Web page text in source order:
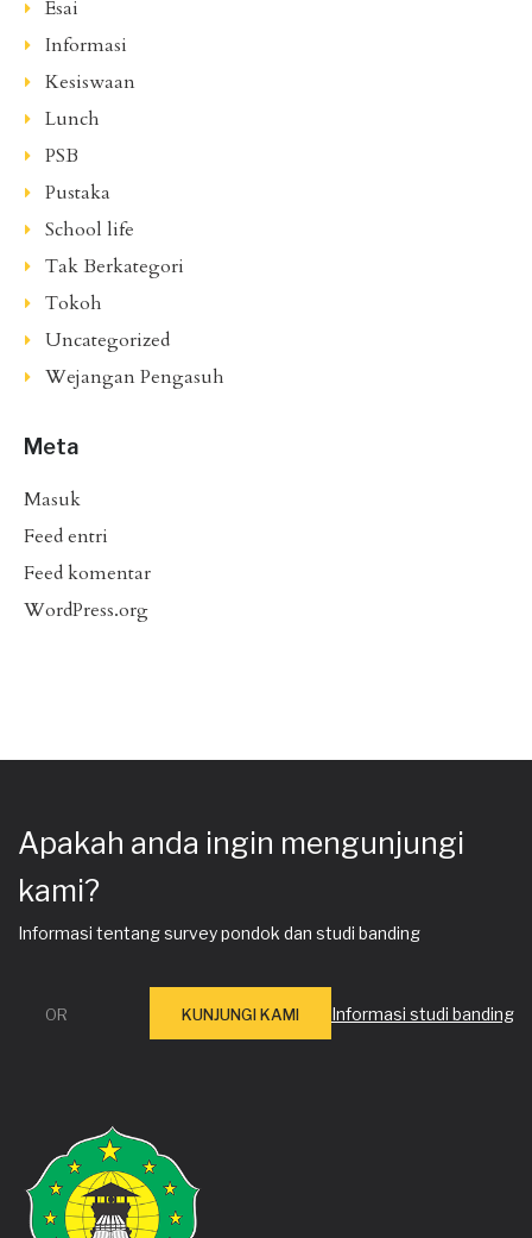
Esai
Informasi
Kesiswaan
Lunch
PSB
Pustaka
School life
Tak Berkategori
Tokoh
Uncategorized
Wejangan Pengasuh
Meta
Masuk
Feed entri
Feed komentar
WordPress.org
Apakah anda ingin mengunjungi
kami?
Informasi tentang survey pondok dan studi banding
Informasi studi banding
OR KUNJUNGI KAMI